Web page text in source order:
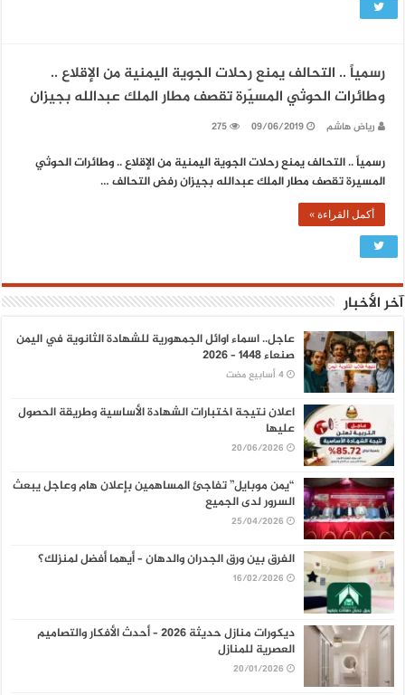
رسمياً .. التحالف يمنع رحلات الجوية اليمنية من الإقلاع ..
وطائرات الحوثي المسيّرة تقصف مطار الملك عبدالله بجيزان
رياض هاشم 09/06/2019
275
رسمياً .. التحالف يمنع رحلات الجوية اليمنية من الإقلاع .. وطائرات الحوثي
المسيرة تقصف مطار الملك عبدالله بجيزان رفض التحالف …
أكمل القراءة »
آخر الأخبار
عاجل.. اسماء اوائل الجمهورية للشهادة الثانوية في اليمن
صنعاء 1448 – 2026
اعلان نتيجة اختبارات الشهادة الأساسية وطريقة الحصول
عليها
20/06/2026
“يمن موبايل” تفاجئ المساهمين بإعلان هام وعاجل يبعث
السرور لدى الجميع
25/04/2026
الفرق بين ورق الجدران والدهان – أيهما أفضل لمنزلك؟
16/02/2026
ديكورات منازل حديثة 2026 – أحدث الأفكار والتصاميم
العصرية للمنازل
20/01/2026